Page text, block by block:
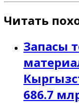
Читать
Запасы
686.7